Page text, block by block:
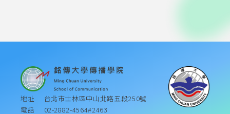
地址
台北市士林區中山北路五段250號
電話
02-2882-4564#2463